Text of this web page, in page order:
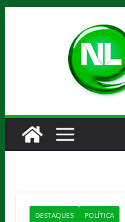
DESTAQUES POLÍTICA